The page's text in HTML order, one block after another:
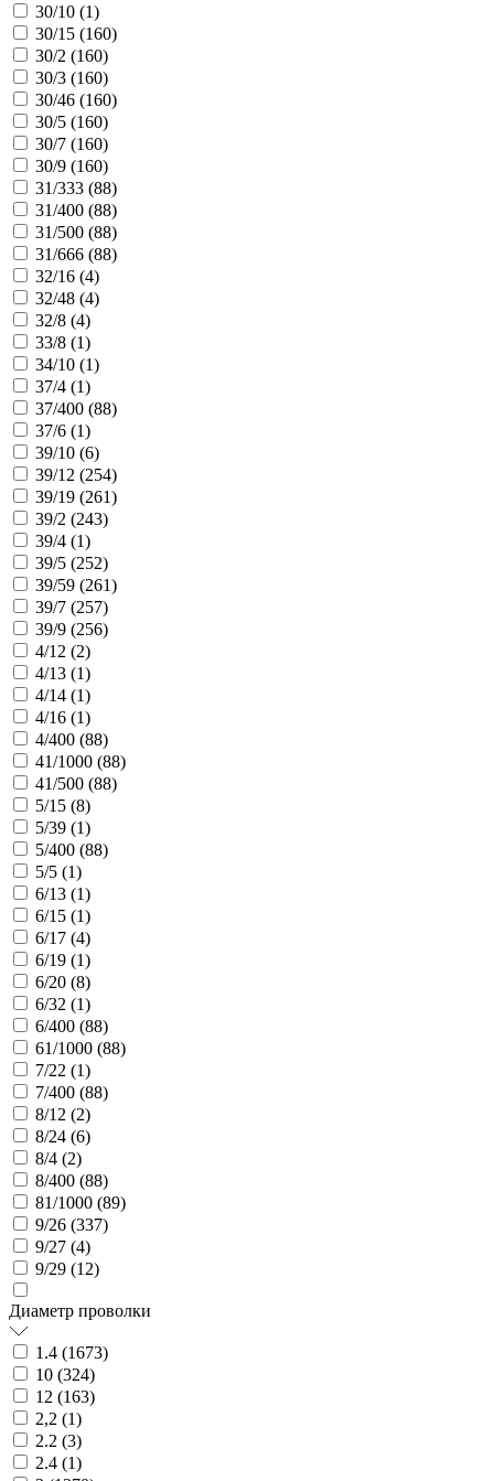
30/10 (1)
30/15 (160)
30/2 (160)
30/3 (160)
30/46 (160)
30/5 (160)
30/7 (160)
30/9 (160)
31/333 (88)
31/400 (88)
31/500 (88)
31/666 (88)
32/16 (4)
32/48 (4)
32/8 (4)
33/8 (1)
34/10 (1)
37/4 (1)
37/400 (88)
37/6 (1)
39/10 (6)
39/12 (254)
39/19 (261)
39/2 (243)
39/4 (1)
39/5 (252)
39/59 (261)
39/7 (257)
39/9 (256)
4/12 (2)
4/13 (1)
4/14 (1)
4/16 (1)
4/400 (88)
41/1000 (88)
41/500 (88)
5/15 (8)
5/39 (1)
5/400 (88)
5/5 (1)
6/13 (1)
6/15 (1)
6/17 (4)
6/19 (1)
6/20 (8)
6/32 (1)
6/400 (88)
61/1000 (88)
7/22 (1)
7/400 (88)
8/12 (2)
8/24 (6)
8/4 (2)
8/400 (88)
81/1000 (89)
9/26 (337)
9/27 (4)
9/29 (12)
Диаметр проволки
1.4 (1673)
10 (324)
12 (163)
2,2 (1)
2.2 (3)
2.4 (1)